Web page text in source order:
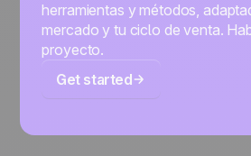
herramientas y métodos,
mercado y tu ciclo de venta.
proyecto.
Get started